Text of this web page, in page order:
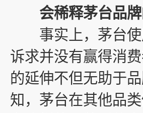
会稀释茅台品
事实上，茅台使
诉求并没有赢得消
的延伸不但无助于
知，茅台在其他品